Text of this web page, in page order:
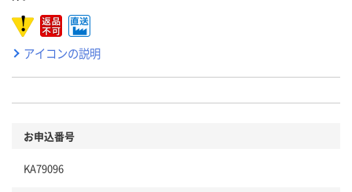
アイコンの説明
お申込番号
KA79096